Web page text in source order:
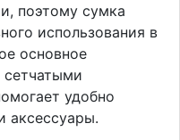
поэтому сумка
использования в
основное
сетчатыми
удобно
аксессуары.